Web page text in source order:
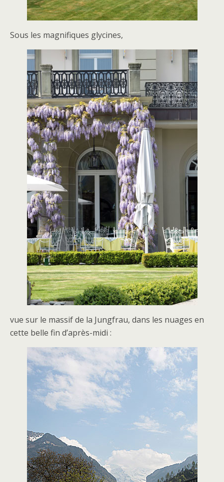
Sous les magnifiques glycines,
vue sur le massif de la Jungfrau, dans les nuages en
cette belle fin d’après-midi :